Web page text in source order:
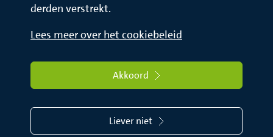
derden verstrekt.
Lees meer over het cookiebeleid
Akkoord
Liever niet